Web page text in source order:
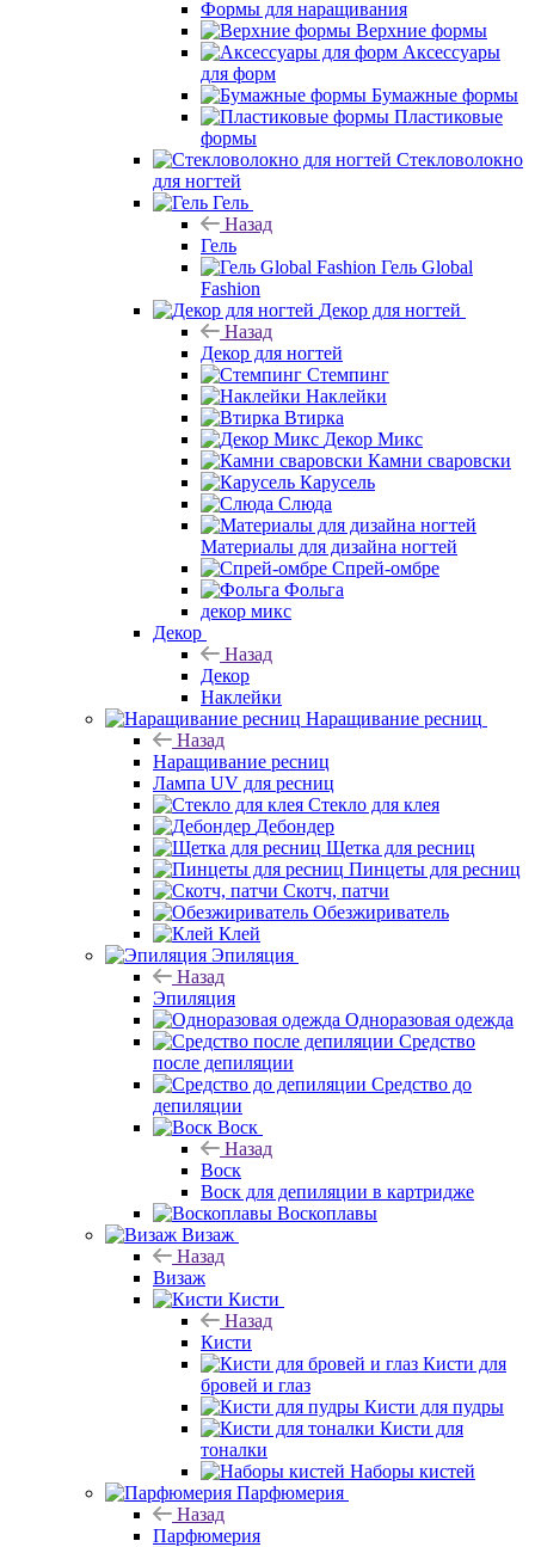
Формы для наращивания
Верхние формы
Аксессуары
для форм
Бумажные формы
Пластиковые
формы
Стекловолокно
для ногтей
Гель
Назад
Гель
Гель Global
Fashion
Декор для ногтей
Назад
Декор для ногтей
Стемпинг
Наклейки
Втирка
Декор Микс
Камни сваровски
Карусель
Слюда
Материалы для дизайна ногтей
Спрей-омбре
Фольга
декор микс
Декор
Назад
Декор
Наклейки
Наращивание ресниц
Назад
Наращивание ресниц
Лампа UV для ресниц
Стекло для клея
Дебондер
Щетка для ресниц
Пинцеты для ресниц
Скотч, патчи
Обезжириватель
Клей
Эпиляция
Назад
Эпиляция
Одноразовая одежда
Средство
после депиляции
Средство до
депиляции
Воск
Назад
Воск
Воск для депиляции в картридже
Воскоплавы
Визаж
Назад
Визаж
Кисти
Назад
Кисти
Кисти для
бровей и глаз
Кисти для пудры
Кисти для
тоналки
Наборы кистей
Парфюмерия
Назад
Парфюмерия